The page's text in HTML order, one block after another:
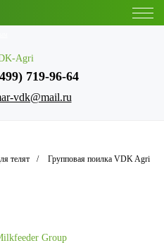
719-96-64
vdk@mail.ru
телят
Групповая поилка VDK Agri